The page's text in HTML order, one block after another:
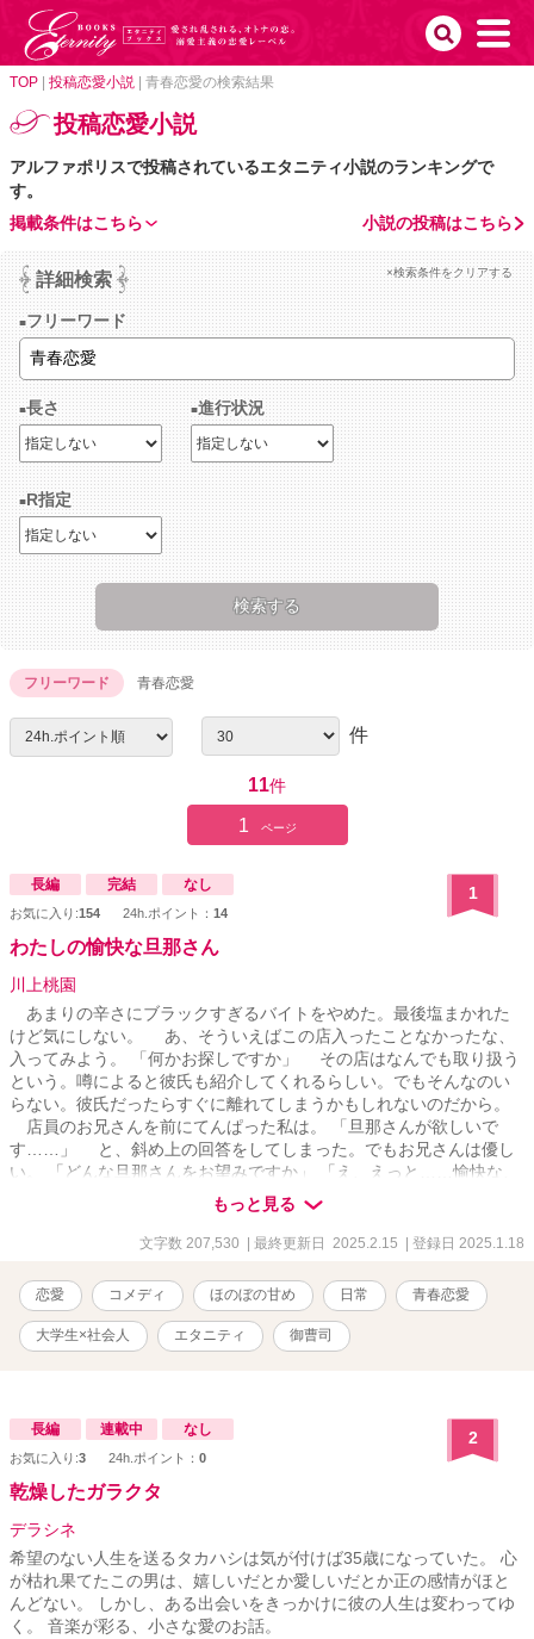
TOP 投稿恋愛小説 青春恋愛の検索結果
投稿恋愛小説
アルファポリスで投稿されているエタニティ小説のランキングで
す。
小説の投稿はこちら
掲載条件はこちら
詳細検索 ×検索条件をクリアする
フリーワード
長さ 進行状況
R指定
フリーワード 青春恋愛
件
11件
1 ページ
長編 完結 なし
お気に入り:154 24h.ポイント： 14
1
わたしの愉快な旦那さん
川上桃園
あまりの辛さにブラックすぎるバイトをやめた。最後塩まかれた
けど気にしない。 あ、そういえばこの店入ったことなかったな、
入ってみよう。 「何かお探しですか」 その店はなんでも取り扱う
という。噂によると彼氏も紹介してくれるらしい。でもそんなのい
らない。彼氏だったらすぐに離れてしまうかもしれないのだから。
店員のお兄さんを前にてんぱった私は。 「旦那さんが欲しいで
す……」 と、斜め上の回答をしてしまった。でもお兄さんは優し
い。 「どんな旦那さんをお望みですか」 「え、えっと……愉快な、
旦那さん？」 そしてお兄さんは自分を指差した。 「僕が、お客様
のお探しの『愉快な旦那さん』ですよ」 そこから始まる恋のお話
です。大学生女子と社会人男子（御曹司)。ほのぼのとした日常恋愛
もっと見る
文字数 207,530 | 最終更新日 2025.2.15 | 登録日 2025.1.18
恋愛 コメディ ほのぼの甘め 日常 青春恋愛
大学生×社会人 エタニティ 御曹司
長編 連載中 なし
お気に入り:3 24h.ポイント： 0
2
乾燥したガラクタ
デラシネ
希望のない人生を送るタカハシは気が付けば35歳になっていた。 心
が枯れ果てたこの男は、嬉しいだとか愛しいだとか正の感情がほと
んどない。 しかし、ある出会いをきっかけに彼の人生は変わってゆ
く。 音楽が彩る、小さな愛のお話。